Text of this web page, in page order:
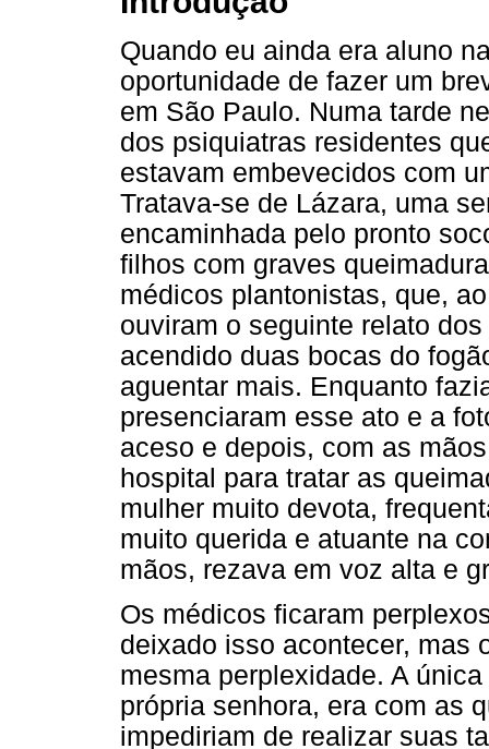
Quando eu ainda era aluno
oportunidade de fazer um
em São Paulo. Numa tarde
dos psiquiatras residentes
estavam embevecidos com
Tratava-se de Lázara, uma
encaminhada pelo pronto
filhos com graves
médicos plantonistas, que,
ouviram o seguinte relato
acendido duas bocas do
aguentar mais. Enquanto
presenciaram esse ato e a
aceso e depois, com as
hospital para tratar as
mulher muito devota,
muito querida e atuante na
mãos, rezava em voz alta e
Os médicos ficaram
deixado isso acontecer, mas
mesma perplexidade. A
própria senhora, era com as
impediriam de realizar suas